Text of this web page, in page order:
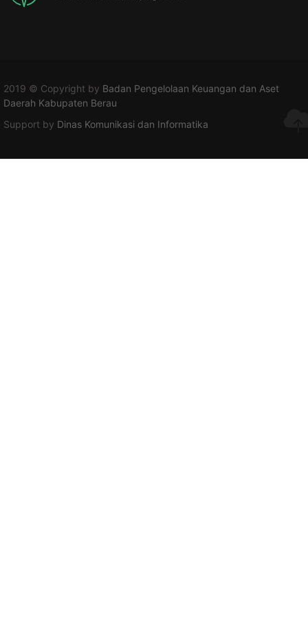
2019 © Copyright by Badan Pengelolaan Keuangan dan Aset
Daerah Kabupaten Berau
Support by Dinas Komunikasi dan Informatika